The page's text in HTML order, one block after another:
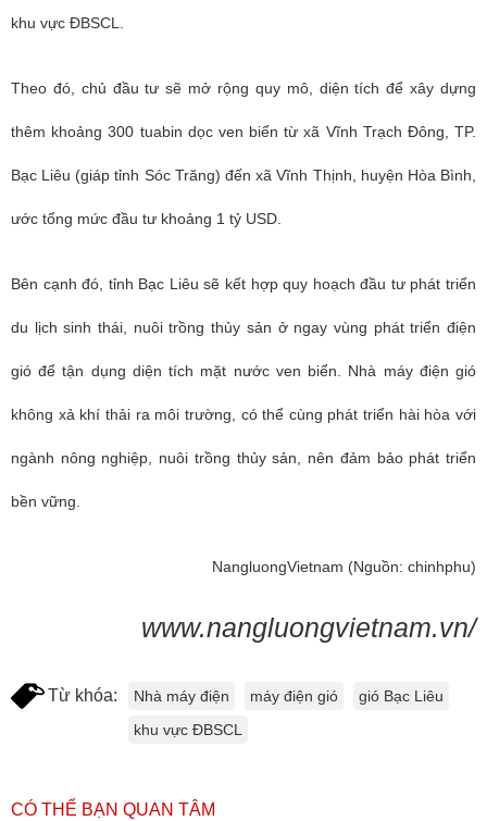
khu vực ĐBSCL.
Theo đó, chủ đầu tư sẽ mở rộng quy mô, diện tích để xây dựng
thêm khoảng 300 tuabin dọc ven biển từ xã Vĩnh Trạch Đông, TP.
Bạc Liêu (giáp tỉnh Sóc Trăng) đến xã Vĩnh Thịnh, huyện Hòa Bình,
ước tổng mức đầu tư khoảng 1 tỷ USD.
Bên cạnh đó, tỉnh Bạc Liêu sẽ kết hợp quy hoạch đầu tư phát triển
du lịch sinh thái, nuôi trồng thủy sản ở ngay vùng phát triển điện
gió để tận dụng diện tích mặt nước ven biển. Nhà máy điện gió
không xả khí thải ra môi trường, có thể cùng phát triển hài hòa với
ngành nông nghiệp, nuôi trồng thủy sản, nên đảm bảo phát triển
bền vững.
NangluongVietnam (Nguồn: chinhphu)
www.nangluongvietnam.vn/
Từ khóa: Nhà máy điện máy điện gió
gió Bạc Liêu
khu vực ĐBSCL
CÓ THỂ BẠN QUAN TÂM